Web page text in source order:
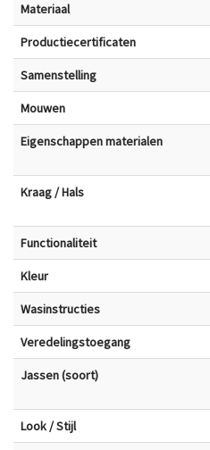
Materiaal
Productiecertificaten
Samenstelling
Mouwen
Eigenschappen materialen
Kraag / Hals
Functionaliteit
Kleur
Wasinstructies
Veredelingstoegang
Jassen (soort)
Look / Stijl